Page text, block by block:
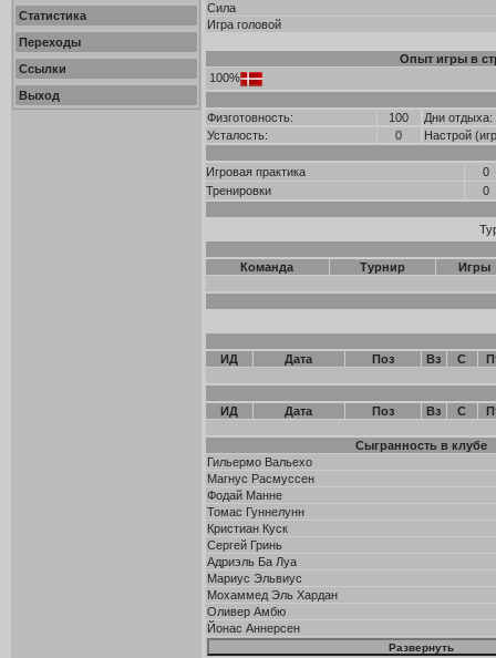
Статистика
Переходы
Ссылки
Выход
Сила
Игра головой
Опыт игры в
100%
Физготовность: 100
Дни отдыха:
Усталость:
0 Настрой
Игровая практика
0
Тренировки
0
Команда Турнир Игры
ИД Дата Поз Вз С
ИД Дата Поз Вз С
Сыгранность в клубе
Гильермо Вальехо
Магнус Расмуссен
Фодай Манне
Томас Гуннелунн
Кристиан Куск
Сергей Гринь
Адриэль Ба Луа
Мариус Эльвиус
Мохаммед Эль Хардан
Оливер Амбю
Йонас Аннерсен